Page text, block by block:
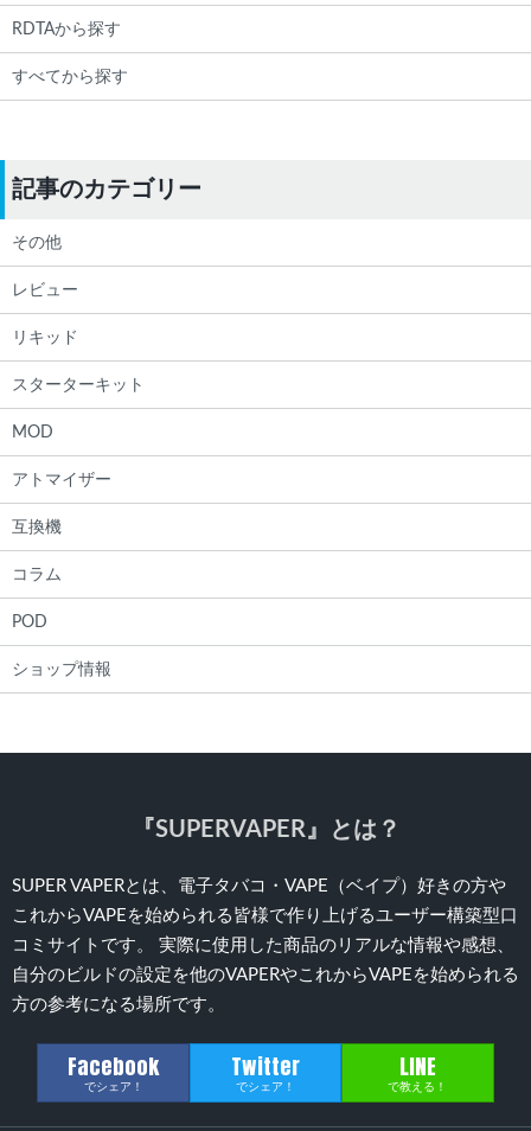
RDTAから探す
すべてから探す
記事のカテゴリー
その他
レビュー
リキッド
スターターキット
MOD
アトマイザー
互換機
コラム
POD
ショップ情報
『SUPERVAPER』とは？
SUPER VAPERとは、電子タバコ・VAPE（ベイプ）好きの方や
これからVAPEを始められる皆様で作り上げるユーザー構築型口
コミサイトです。 実際に使用した商品のリアルな情報や感想、
自分のビルドの設定を他のVAPERやこれからVAPEを始められる
方の参考になる場所です。
Facebook
でシェア！
Twitter
でシェア！
LINE
で教える！